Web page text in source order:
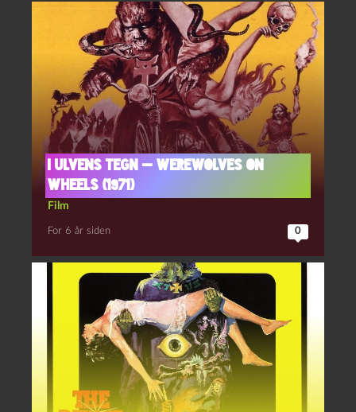
I ulvens tegn — Werewolves on
Wheels (1971)
Film
For 6 år siden 0